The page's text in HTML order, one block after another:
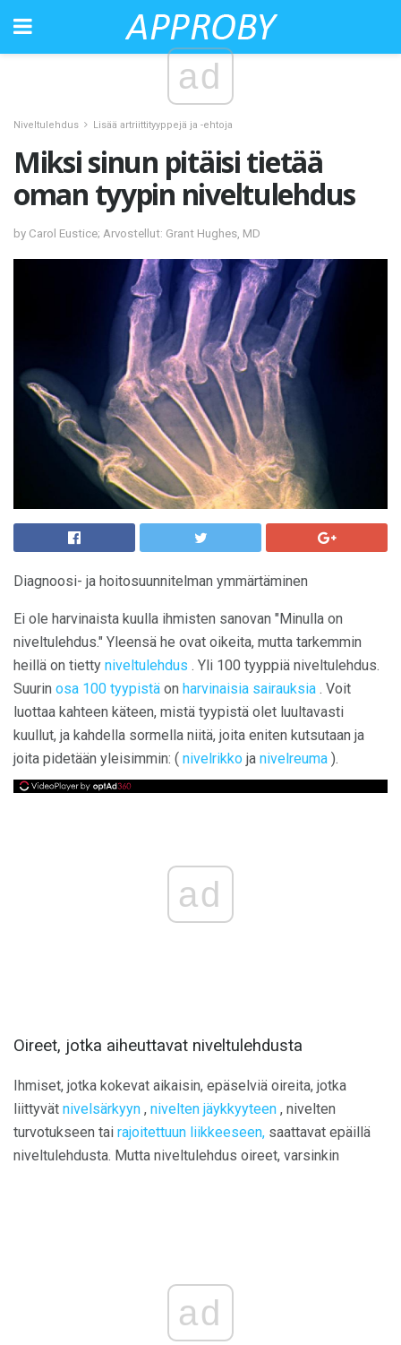
ad
Niveltulehdus Lisää artriittityyppejä ja -ehtoja
Miksi sinun pitäisi tietää
oman tyypin niveltulehdus
by Carol Eustice; Arvostellut: Grant Hughes, MD
Diagnoosi- ja hoitosuunnitelman ymmärtäminen
Ei ole harvinaista kuulla ihmisten sanovan "Minulla on
niveltulehdus." Yleensä he ovat oikeita, mutta tarkemmin
heillä on tietty niveltulehdus . Yli 100 tyyppiä niveltulehdus.
Suurin osa 100 tyypistä on harvinaisia ​​sairauksia . Voit
luottaa kahteen käteen, mistä tyypistä olet luultavasti
kuullut, ja kahdella sormella niitä, joita eniten kutsutaan ja
joita pidetään yleisimmin: ( nivelrikko ja nivelreuma ).
ad
Oireet, jotka aiheuttavat niveltulehdusta
Ihmiset, jotka kokevat aikaisin, epäselviä oireita, jotka
liittyvät nivelsärkyyn , nivelten jäykkyyteen , nivelten
turvotukseen tai rajoitettuun liikkeeseen, saattavat epäillä
niveltulehdusta. Mutta niveltulehdus oireet, varsinkin
ad